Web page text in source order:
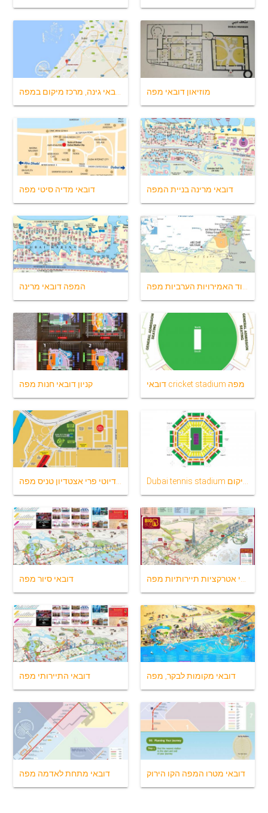
מוזיאון דובאי מפה
דובאי מדיה סיטי מפה דובאי מרינה בניית המפה
המפה דובאי מרינה
קניון דובאי חנות מפה דובאי cricket stadium מפה
דובאי סיור מפה
דובאי התיירותי מפה דובאי מקומות לבקר, מפה
דובאי מתחת לאדמה מפה דובאי מטרו המפה הקו הירוק